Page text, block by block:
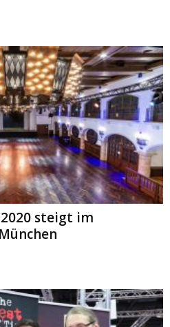
steigt im